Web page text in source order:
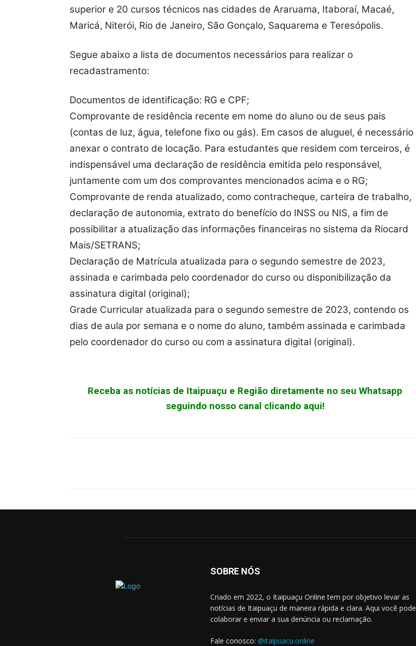
superior e 20 cursos técnicos nas cidades de Araruama, Itaboraí, Macaé,
Maricá, Niterói, Rio de Janeiro, São Gonçalo, Saquarema e Teresópolis.
Segue abaixo a lista de documentos necessários para realizar o
recadastramento:
Documentos de identificação: RG e CPF;
Comprovante de residência recente em nome do aluno ou de seus pais
(contas de luz, água, telefone fixo ou gás). Em casos de aluguel, é necessário
anexar o contrato de locação. Para estudantes que residem com terceiros, é
indispensável uma declaração de residência emitida pelo responsável,
juntamente com um dos comprovantes mencionados acima e o RG;
Comprovante de renda atualizado, como contracheque, carteira de trabalho,
declaração de autonomia, extrato do benefício do INSS ou NIS, a fim de
possibilitar a atualização das informações financeiras no sistema da Riocard
Mais/SETRANS;
Declaração de Matrícula atualizada para o segundo semestre de 2023,
assinada e carimbada pelo coordenador do curso ou disponibilização da
assinatura digital (original);
Grade Curricular atualizada para o segundo semestre de 2023, contendo os
dias de aula por semana e o nome do aluno, também assinada e carimbada
pelo coordenador do curso ou com a assinatura digital (original).
Receba as notícias de Itaipuaçu e Região diretamente no seu Whatsapp
seguindo nosso canal clicando aqui!
SOBRE NÓS
Criado em 2022, o Itaipuaçu Online tem por objetivo levar as
notícias de Itaipuaçu de maneira rápida e clara. Aqui você pode
colaborar e enviar a sua denúncia ou reclamação.
Fale conosco: @itaipuacu.online